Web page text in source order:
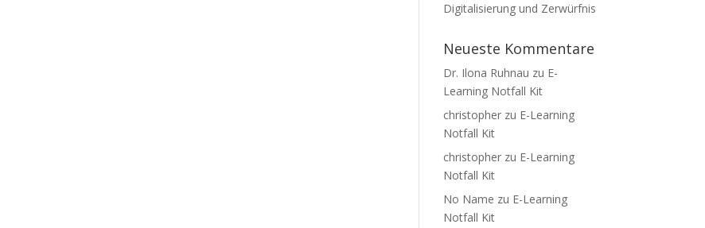
Digitalisierung und Zerwürfnis
Neueste Kommentare
Dr. Ilona Ruhnau zu E-
Learning Notfall Kit
christopher zu E-Learning
Notfall Kit
christopher zu E-Learning
Notfall Kit
No Name zu E-Learning
Notfall Kit